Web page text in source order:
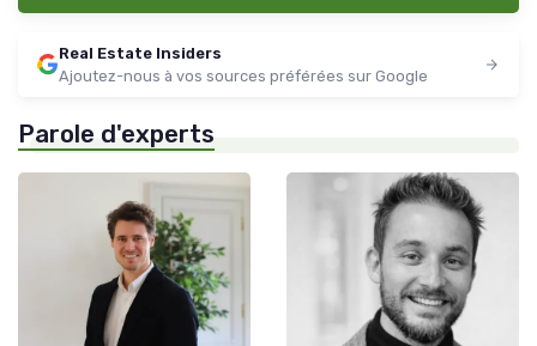
Real Estate Insiders
Ajoutez-nous à vos sources préférées sur Google
Parole d'experts